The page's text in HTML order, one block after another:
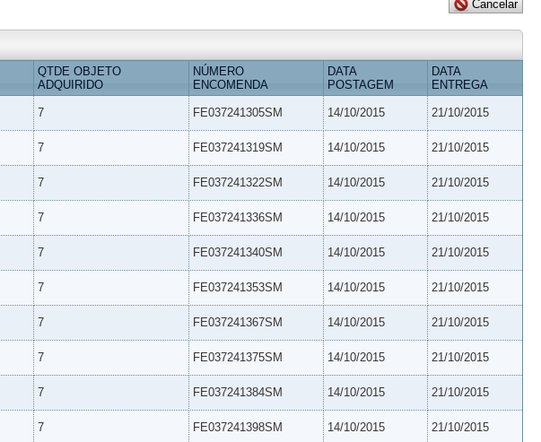
QTDE OBJETO
ADQUIRIDO
NÚMERO
ENCOMENDA
DATA
POSTAGEM
DATA
ENTREGA
7 FE037241305SM 14/10/2015 21/10/2015
7 FE037241319SM 14/10/2015 21/10/2015
7 FE037241322SM 14/10/2015 21/10/2015
7 FE037241336SM 14/10/2015 21/10/2015
7 FE037241340SM 14/10/2015 21/10/2015
7 FE037241353SM 14/10/2015 21/10/2015
7 FE037241367SM 14/10/2015 21/10/2015
7 FE037241375SM 14/10/2015 21/10/2015
7 FE037241384SM 14/10/2015 21/10/2015
7 FE037241398SM 14/10/2015 21/10/2015